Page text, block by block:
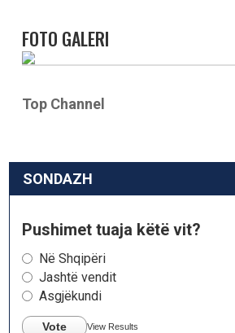
FOTO GALERI
Top Channel
SONDAZH
Pushimet tuaja këtë vit?
Në Shqipëri
Jashtë vendit
Asgjëkundi
Vote View Results